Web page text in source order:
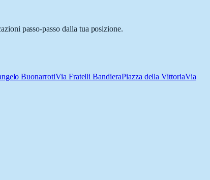
passo-passo dalla tua posizione.
BuonarrotiVia Fratelli BandieraPiazza della VittoriaVia